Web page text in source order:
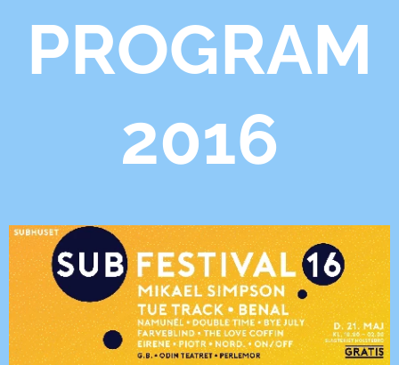
PROGRAM
2016